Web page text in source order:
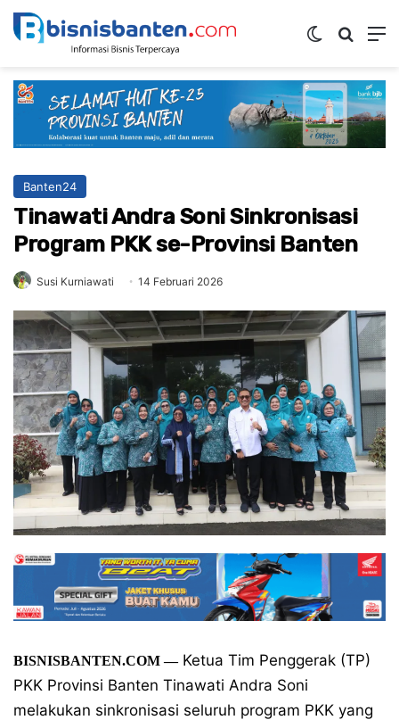
Switch skin
Banten24
Tinawati Andra Soni Sinkronisasi
Program PKK se-Provinsi Banten
Susi Kurniawati 14 Februari 2026
BISNISBANTEN.COM—Ketua Tim Penggerak (TP)
PKK Provinsi Banten Tinawati Andra Soni
melakukan sinkronisasi seluruh program PKK yang